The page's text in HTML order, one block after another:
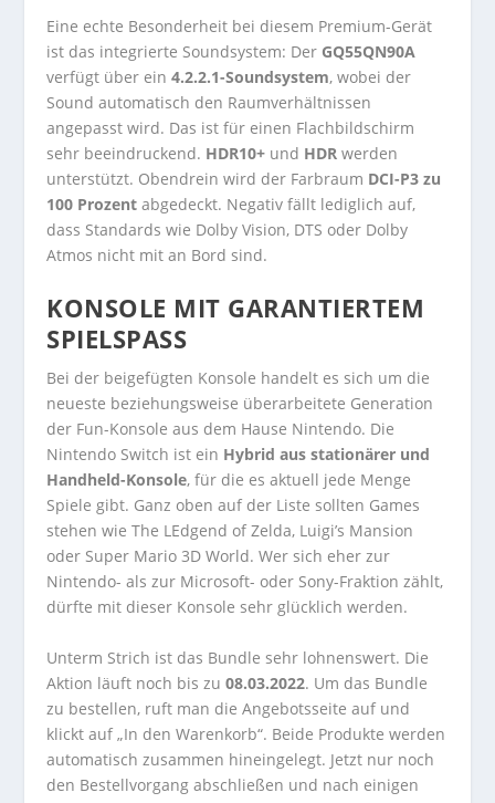
Eine echte Besonderheit bei diesem Premium-Gerät
ist das integrierte Soundsystem: Der GQ55QN90A
verfügt über ein 4.2.2.1-Soundsystem, wobei der
Sound automatisch den Raumverhältnissen
angepasst wird. Das ist für einen Flachbildschirm
sehr beeindruckend. HDR10+ und HDRwerden
unterstützt. Obendrein wird der Farbraum DCI-P3 zu
100 Prozent abgedeckt. Negativ fällt lediglich auf,
dass Standards wie Dolby Vision, DTS oder Dolby
Atmos nicht mit an Bord sind.
KONSOLE MIT GARANTIERTEM
SPIELSPASS
Bei der beigefügten Konsole handelt es sich um die
neueste beziehungsweise überarbeitete Generation
der Fun-Konsole aus dem Hause Nintendo. Die
Nintendo Switch ist ein Hybrid aus stationärer und
Handheld-Konsole, für die es aktuell jede Menge
Spiele gibt. Ganz oben auf der Liste sollten Games
stehen wie The LEdgend of Zelda, Luigi’s Mansion
oder Super Mario 3D World. Wer sich eher zur
Nintendo- als zur Microsoft- oder Sony-Fraktion zählt,
dürfte mit dieser Konsole sehr glücklich werden.
Unterm Strich ist das Bundle sehr lohnenswert. Die
Aktion läuft noch bis zu08.03.2022. Um das Bundle
zu bestellen, ruft man die Angebotsseite auf und
klickt auf „In den Warenkorb“. Beide Produkte werden
automatisch zusammen hineingelegt. Jetzt nur noch
den Bestellvorgang abschließen und nach einigen